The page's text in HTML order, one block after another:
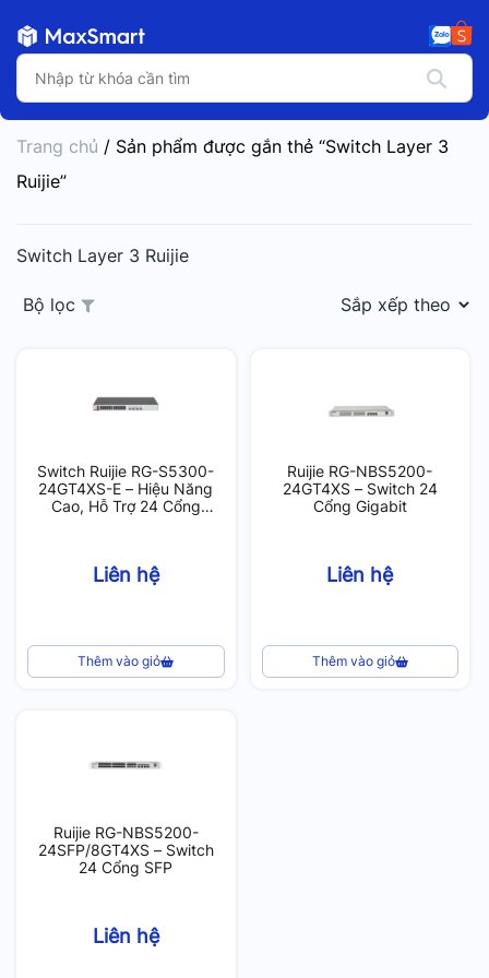
Trang chủ / Sản phẩm được gắn thẻ “Switch Layer 3
Ruijie”
Switch Layer 3 Ruijie
Bộ lọc
Switch Ruijie RG-S5300-
24GT4XS-E – Hiệu Năng
Cao, Hỗ Trợ 24 Cổng
Liên hệ
Thêm vào giỏ
Ruijie RG-NBS5200-
24GT4XS – Switch 24
Cổng Gigabit
Liên hệ
Thêm vào giỏ
Ruijie RG-NBS5200-
24SFP/8GT4XS – Switch
24 Cổng SFP
Liên hệ